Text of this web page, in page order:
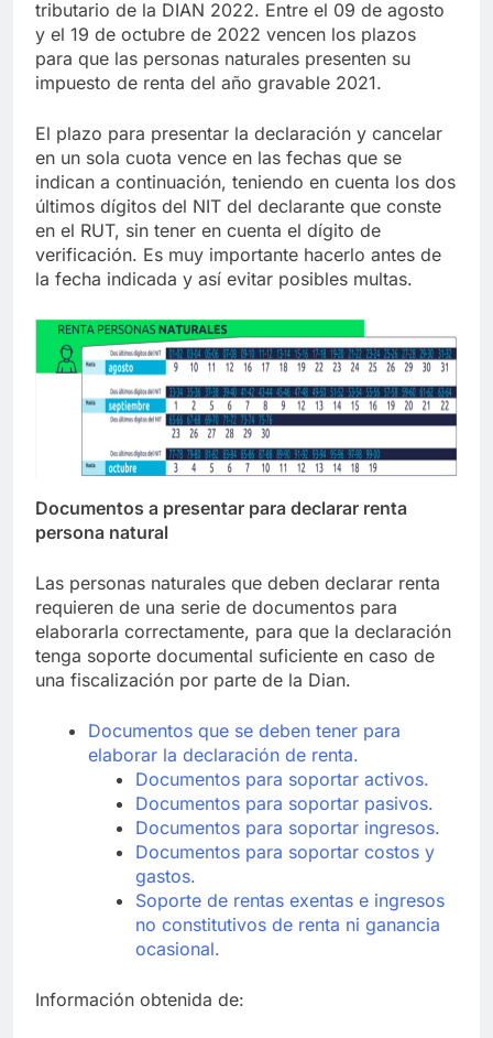
tributario de la DIAN 2022. Entre el 09 de agosto
y el 19 de octubre de 2022 vencen los plazos
para que las personas naturales presenten su
impuesto de renta del año gravable 2021.
El plazo para presentar la declaración y cancelar
en un sola cuota vence en las fechas que se
indican a continuación, teniendo en cuenta los dos
últimos dígitos del NIT del declarante que conste
en el RUT, sin tener en cuenta el dígito de
verificación. Es muy importante hacerlo antes de
la fecha indicada y así evitar posibles multas.
Documentos a presentar para declarar renta
persona natural
Las personas naturales que deben declarar renta
requieren de una serie de documentos para
elaborarla correctamente, para que la declaración
tenga soporte documental suficiente en caso de
una fiscalización por parte de la Dian.
Documentos que se deben tener para
elaborar la declaración de renta.
Documentos para soportar activos.
Documentos para soportar pasivos.
Documentos para soportar ingresos.
Documentos para soportar costos y
gastos.
Soporte de rentas exentas e ingresos
no constitutivos de renta ni ganancia
ocasional.
Información obtenida de: